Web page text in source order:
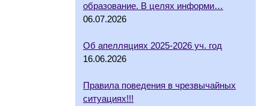
образование. В целях информи…
06.07.2026
Об апелляциях 2025-2026 уч. год
16.06.2026
Правила поведения в чрезвычайных
ситуациях!!!